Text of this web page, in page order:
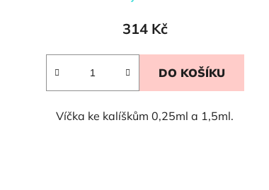
314 Kč
DO KOŠÍKU
Víčka ke kalíškům 0,25ml a 1,5ml.